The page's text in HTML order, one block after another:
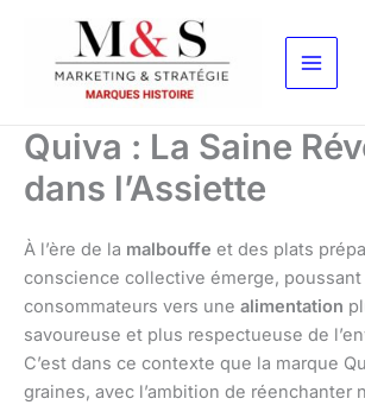
contenu
Quiva : La Saine
dans l’Assiette
À l’ère de la malbouffe et des plats
conscience collective émerge, poussant
consommateurs vers une alimentation
savoureuse et plus respectueuse de
C’est dans ce contexte que la marque
graines, avec l’ambition de réenchanter